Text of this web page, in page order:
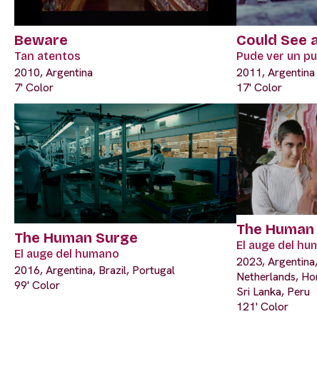
Beware
Tan atentos
2010, Argentina
7' Color
Could See
Pude ver un
2011, Argentina
17' Color
The Human Surge
El auge del humano
2016, Argentina, Brazil, Portugal
99' Color
The
El auge del
2023,
Netherlands,
Sri Lanka, Peru
121' Color